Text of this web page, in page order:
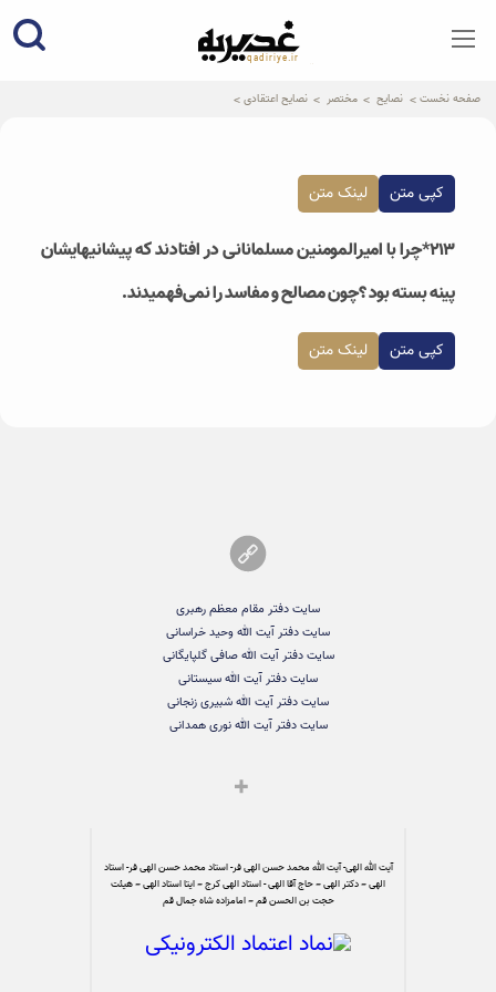
qadiriye.ir
نشریه ی غدیریه-بیانات استاد
صفحه نخست نصایح مختصر نصایح اعتقادی
کپی متن لینک متن
۲۱۳*چرا با امیرالمومنین مسلمانانی در افتادند که پیشانیهایشان
پینه بسته بود ؟چون مصالح و مفاسد را نمی‌فهمیدند.
کپی متن لینک متن
سایت دفتر مقام معظم رهبری
سایت دفتر آیت الله وحید خراسانی
سایت دفتر آیت الله صافی گلپایگانی
سایت دفتر آیت الله سیستانی
سایت دفتر آیت الله شبیری زنجانی
سایت دفتر آیت الله نوری همدانی
آیت الله الهی- آیت الله محمد حسن الهی فر- استاد محمد حسن الهی فر- استاد
الهی – دکتر الهی – حاج آقا الهی - استاد الهی کرج – ایتا استاد الهی – هیئت
حجت بن الحسن قم – امامزاده شاه جمال قم